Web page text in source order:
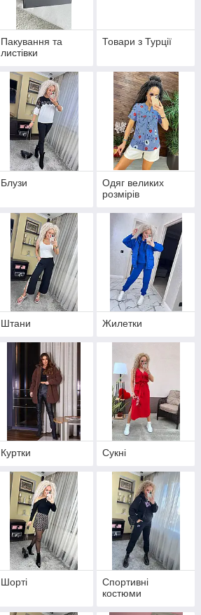
Пакування та
листівки
Товари з Турції
Блузи
Одяг великих
розмірів
Штани Жилетки
Куртки Сукні
Шорті
Спортивні
костюми